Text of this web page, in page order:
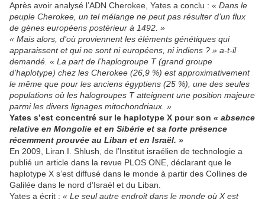
Après avoir analysé l’ADN Cherokee, Yates a conclu : « Dans le
peuple Cherokee, un tel mélange ne peut pas résulter d’un flux
de gènes européens postérieur à 1492. »
« Mais alors, d’où proviennent les éléments génétiques qui
apparaissent et qui ne sont ni européens, ni indiens ? » a-t-il
demandé. « La part de l’haplogroupe T (grand groupe
d’haplotype) chez les Cherokee (26,9 %) est approximativement
le même que pour les anciens égyptiens (25 %), une des seules
populations où les halogroupes T atteignent une position majeure
parmi les divers lignages mitochondriaux. »
Yates s’est concentré sur le haplotype X pour son « absence
relative en Mongolie et en Sibérie et sa forte présence
récemment prouvée au Liban et en Israël. »
En 2009, Liran I. Shlush, de l’Institut israélien de technologie a
publié un article dans la revue PLOS ONE, déclarant que le
haplotype X s’est diffusé dans le monde à partir des Collines de
Galilée dans le nord d’Israël et du Liban.
Yates a écrit : « Le seul autre endroit dans le monde où X est